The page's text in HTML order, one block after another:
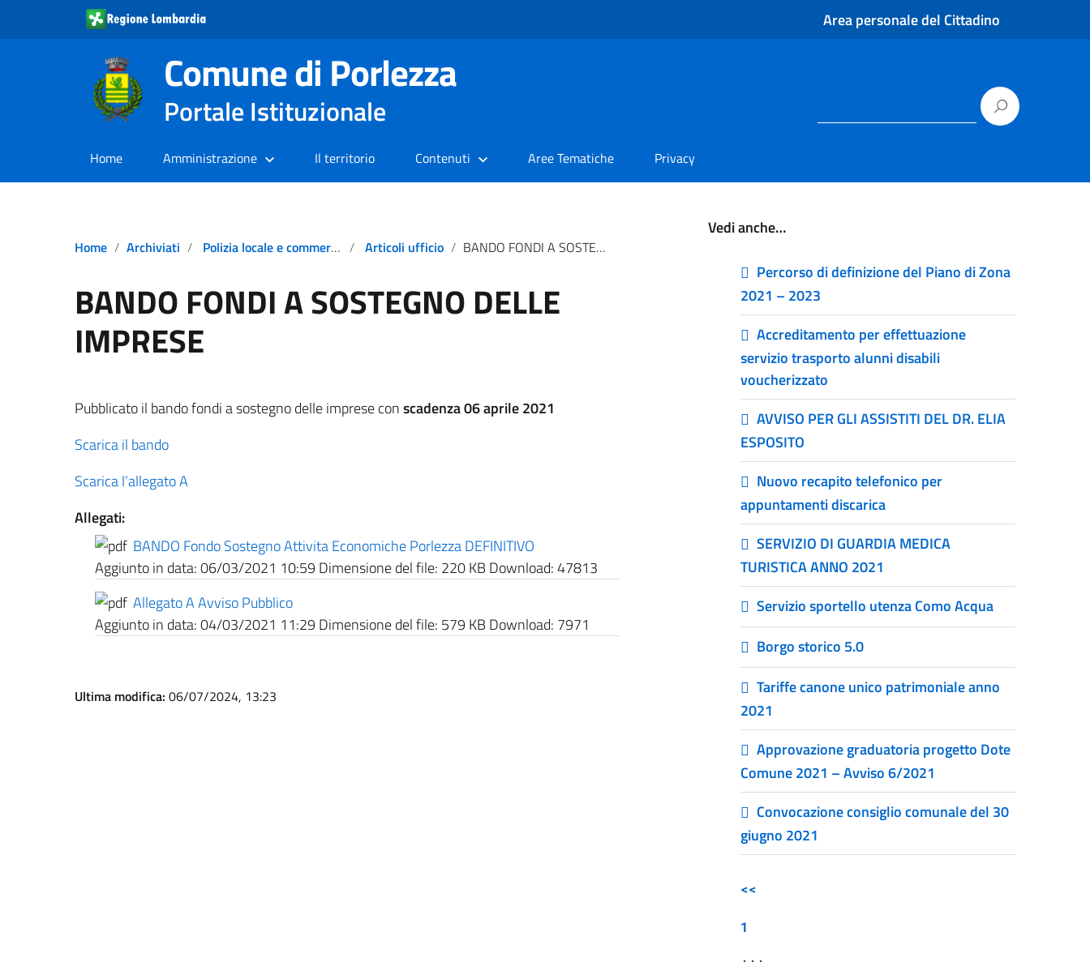
Area personale del Cittadino
Comune di Porlezza
Portale Istituzionale
Home Amministrazione Il territorio Contenuti Aree Tematiche Privacy
Home Archiviati Polizia locale e commercio Articoli ufficio BANDO FONDI A SOSTEGNO DELLE IMPRESE
BANDO FONDI A SOSTEGNO DELLE
IMPRESE
Pubblicato il bando fondi a sostegno delle imprese conscadenza 06 aprile 2021
Scarica il bando
Scarica l’allegato A
Allegati:
BANDO Fondo Sostegno Attivita Economiche Porlezza DEFINITIVO
Aggiunto in data:06/03/2021 10:59 Dimensione del file: 220 KB Download:47813
Allegato A Avviso Pubblico
Aggiunto in data:04/03/2021 11:29 Dimensione del file: 579 KB Download: 7971
Ultima modifica: 06/07/2024, 13:23
Vedi anche…
Percorso di definizione del Piano di Zona
2021 – 2023
Accreditamento per effettuazione
servizio trasporto alunni disabili
voucherizzato
AVVISO PER GLI ASSISTITI DEL DR. ELIA
ESPOSITO
Nuovo recapito telefonico per
appuntamenti discarica
SERVIZIO DI GUARDIA MEDICA
TURISTICA ANNO 2021
Servizio sportello utenza Como Acqua
Borgo storico 5.0
Tariffe canone unico patrimoniale anno
2021
Approvazione graduatoria progetto Dote
Comune 2021 – Avviso 6/2021
Convocazione consiglio comunale del 30
giugno 2021
<<
1
...